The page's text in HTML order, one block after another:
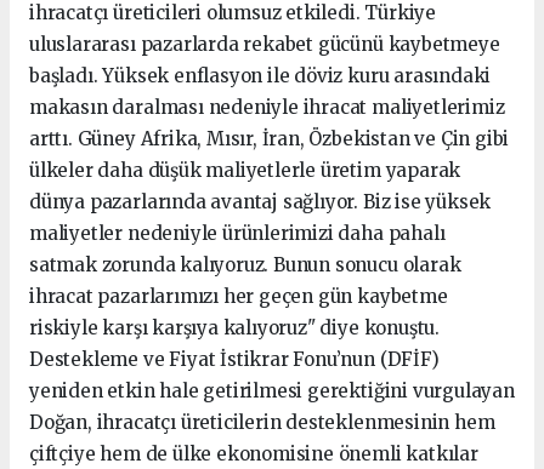
ihracatçı üreticileri olumsuz etkiledi. Türkiye
uluslararası pazarlarda rekabet gücünü kaybetmeye
başladı. Yüksek enflasyon ile döviz kuru arasındaki
makasın daralması nedeniyle ihracat maliyetlerimiz
arttı. Güney Afrika, Mısır, İran, Özbekistan ve Çin gibi
ülkeler daha düşük maliyetlerle üretim yaparak
dünya pazarlarında avantaj sağlıyor. Biz ise yüksek
maliyetler nedeniyle ürünlerimizi daha pahalı
satmak zorunda kalıyoruz. Bunun sonucu olarak
ihracat pazarlarımızı her geçen gün kaybetme
riskiyle karşı karşıya kalıyoruz" diye konuştu.
Destekleme ve Fiyat İstikrar Fonu’nun (DFİF)
yeniden etkin hale getirilmesi gerektiğini vurgulayan
Doğan, ihracatçı üreticilerin desteklenmesinin hem
çiftçiye hem de ülke ekonomisine önemli katkılar